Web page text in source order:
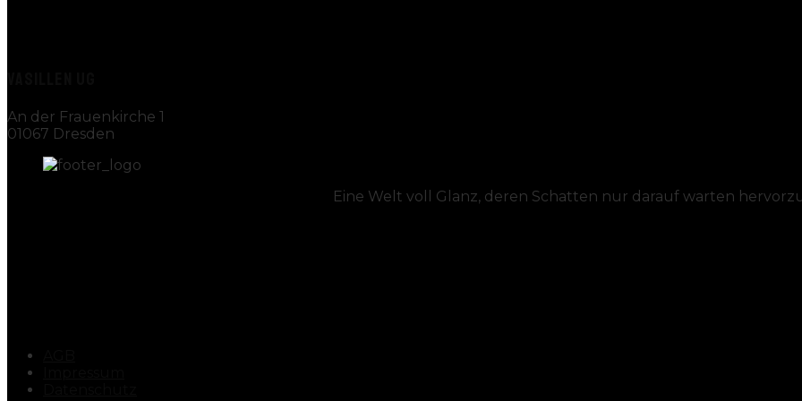
An der Frauenkirche 1
01067 Dresden
Eine Welt voll Glanz, deren Schatten nur darauf warten